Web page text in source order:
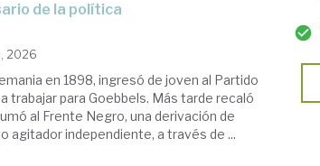
de la política
2026
en 1898, ingresó de joven al Partido
trabajar para Goebbels. Más tarde recaló
al Frente Negro, una derivación de
agitador independiente, a través de ...